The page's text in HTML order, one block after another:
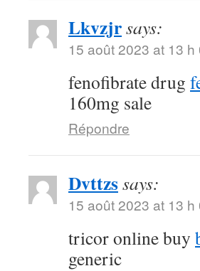
Lkvzjrsays:
15 août 2023 at 13 h
fenofibrate drug
160mg sale
Répondre
Dvttzssays:
15 août 2023 at 13 h
tricor online buy
generic